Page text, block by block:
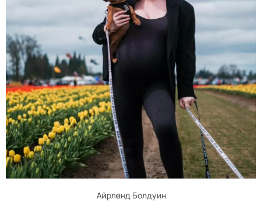
Айрленд Болдуин